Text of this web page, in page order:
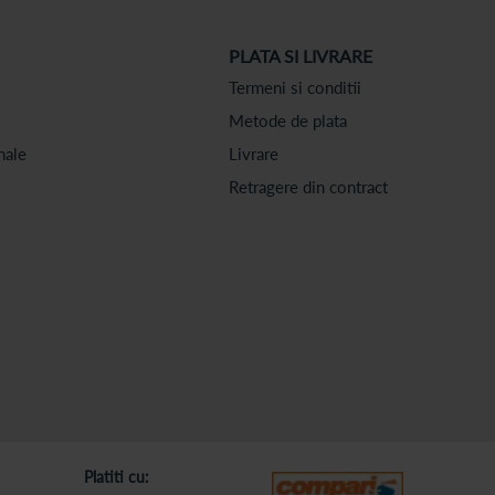
PLATA SI LIVRARE
Termeni si conditii
Metode de plata
Livrare
Retragere din contract
Platiti cu: